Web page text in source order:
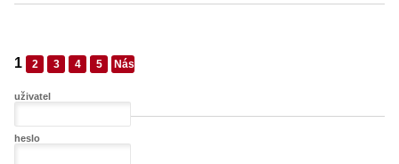
1 2 3 4 5 Následující
uživatel
heslo